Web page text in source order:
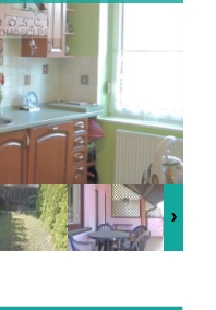
News
Contact